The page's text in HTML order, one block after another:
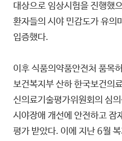
대상으로 임상시험을 진행했
환자들의 시야 민감도가 유의
입증했다.
이후 식품의약품안전처 품목
보건복지부 산하 한국보건의
신의료기술평가위원회의 심
시야장애 개선에 안전하고 잠
평가 받았다. 이에 지난 6월